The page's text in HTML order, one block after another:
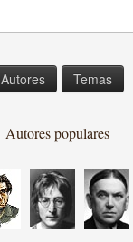
Autores Temas
Autores populares